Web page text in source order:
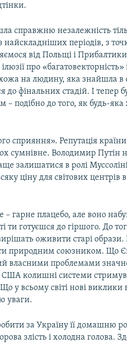
справжню незалежність
періодів, з
від Польщі і
про «багатовекторність»
на людину, яка знайшла в
до фінальних стадій. І тепер
подібно до того, як будь-яка
сприяння». Репутація країни
сумнівне. Володимир Путін
залишатися в ролі
ціну для світових центрів
– гарне плацебо, але воно
ти готуєшся до гіршого. До
оживити старі
природним союзником. Що
власними проблемами
колишні системи
у всьому світі нові виклики
уваги.
за Україну її домашню
злість і холодна голова.